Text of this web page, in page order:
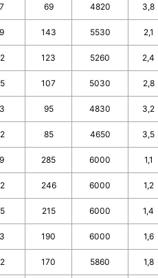
69 4820 3,8
143 5530 2,1
123 5260 2,4
107 5030 2,8
95 4830 3,2
85 4650 3,5
285 6000 1,1
246 6000 1,2
215 6000 1,4
190 6000 1,6
170 5860 1,8